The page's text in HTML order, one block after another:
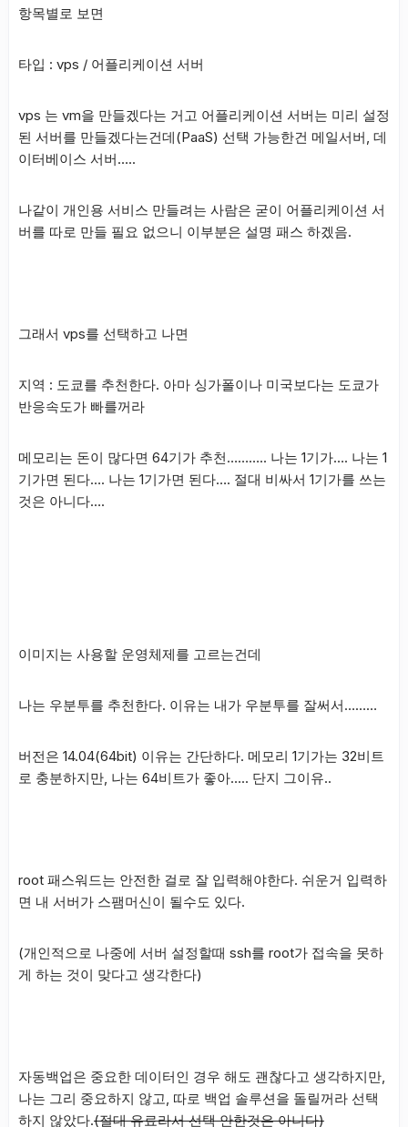
항목별로 보면
타입 : vps / 어플리케이션 서버
vps 는 vm을 만들겠다는 거고 어플리케이션 서버는 미리 설정
된 서버를 만들겠다는건데(PaaS) 선택 가능한건 메일서버, 데
이터베이스 서버…..
나같이 개인용 서비스 만들려는 사람은 굳이 어플리케이션 서
버를 따로 만들 필요 없으니 이부분은 설명 패스 하겠음.
그래서 vps를 선택하고 나면
지역 : 도쿄를 추천한다. 아마 싱가폴이나 미국보다는 도쿄가
반응속도가 빠를꺼라
메모리는 돈이 많다면 64기가 추천……….. 나는 1기가…. 나는 1
기가면 된다…. 나는 1기가면 된다…. 절대 비싸서 1기가를 쓰는
것은 아니다….
이미지는 사용할 운영체제를 고르는건데
나는 우분투를 추천한다. 이유는 내가 우분투를 잘써서………
버전은 14.04(64bit) 이유는 간단하다. 메모리 1기가는 32비트
로 충분하지만, 나는 64비트가 좋아….. 단지 그이유..
root 패스워드는 안전한 걸로 잘 입력해야한다. 쉬운거 입력하
면 내 서버가 스팸머신이 될수도 있다.
(개인적으로 나중에 서버 설정할때 ssh를 root가 접속을 못하
게 하는 것이 맞다고 생각한다)
자동백업은 중요한 데이터인 경우 해도 괜찮다고 생각하지만,
나는 그리 중요하지 않고, 따로 백업 솔루션을 돌릴꺼라 선택
하지 않았다.(절대 유료라서 선택 안한것은 아니다)